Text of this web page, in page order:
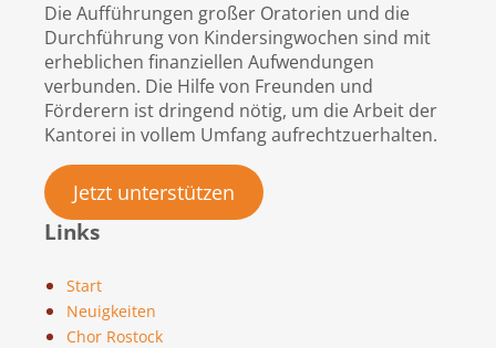
Die Aufführungen großer Oratorien und die
Durchführung von Kindersingwochen sind mit
erheblichen finanziellen Aufwendungen
verbunden. Die Hilfe von Freunden und
Förderern ist dringend nötig, um die Arbeit der
Kantorei in vollem Umfang aufrechtzuerhalten.
Jetzt unterstützen
Links
Start
Neuigkeiten
Chor Rostock